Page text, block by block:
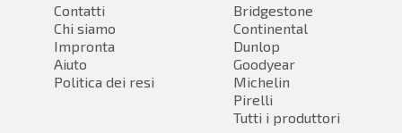
Contatti
Chi siamo
Impronta
Aiuto
Politica dei resi
Bridgestone
Continental
Dunlop
Goodyear
Michelin
Pirelli
Tutti i produttori